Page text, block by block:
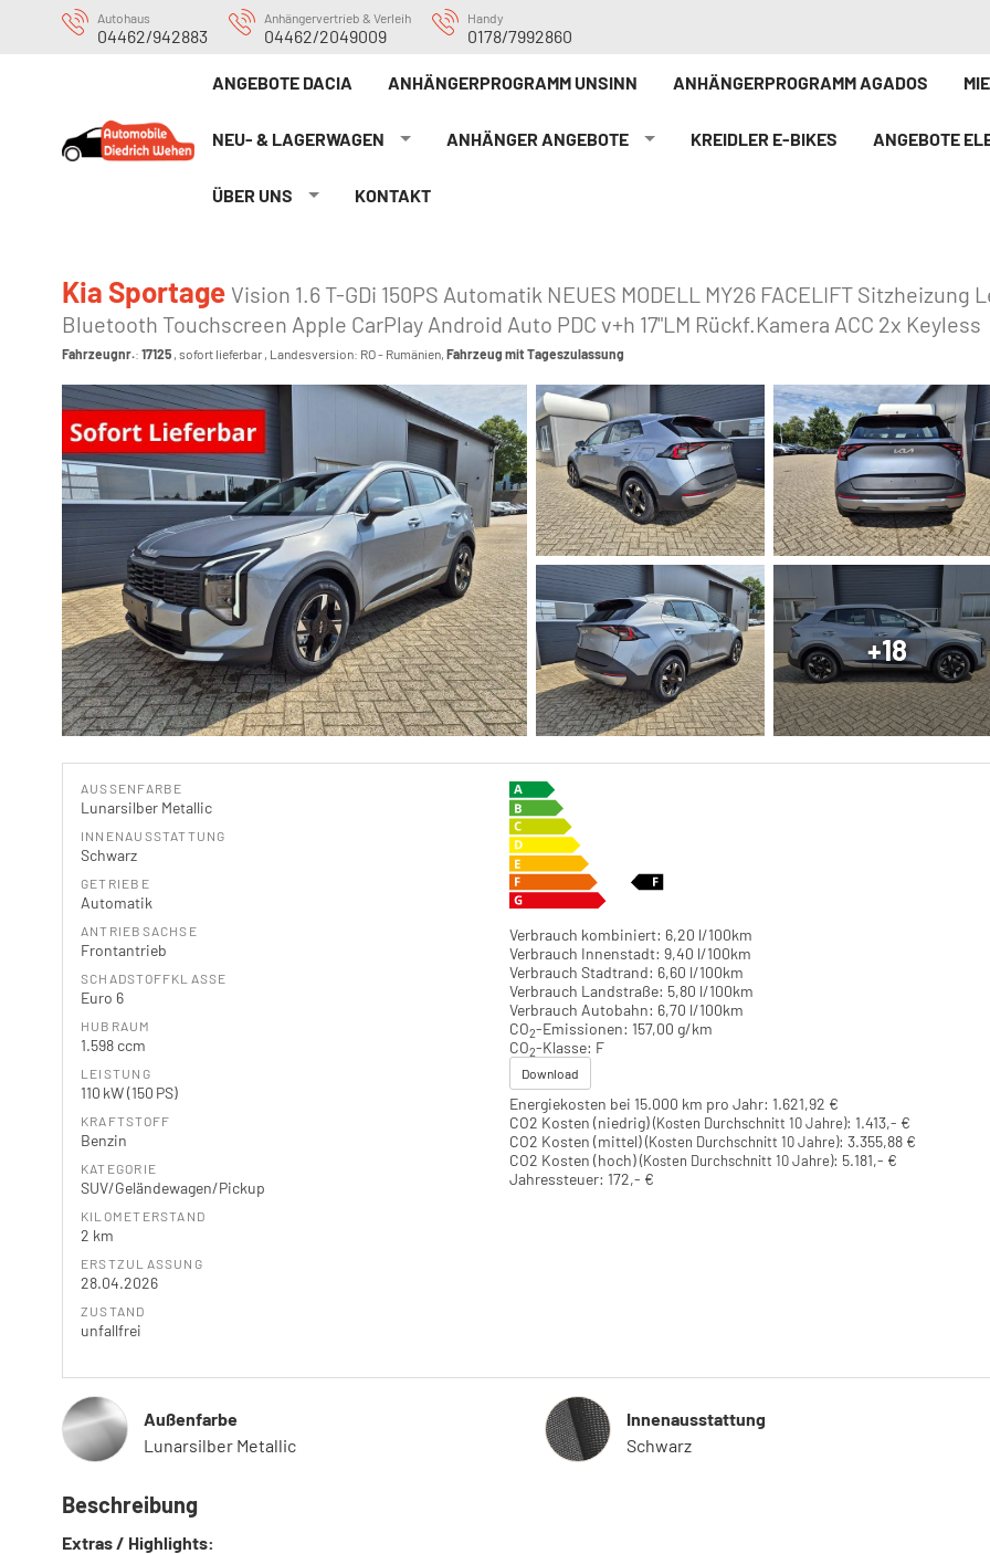
Autohaus
04462/942883
Anhängervertrieb & Verleih
04462/2049009
Handy
0178/7992860
ANGEBOTE DACIA ANHÄNGERPROGRAMM UNSINN ANHÄNGERPROGRAMM AGADOS
NEU- & LAGERWAGEN ANHÄNGER ANGEBOTE KREIDLER E-BIKE`S ANGEBOTE
ÜBER UNS KONTAKT
Kia Sportage Vision 1.6 T-GDi 150PS Automatik NEUES MODELL MY26 FACELIFT
Bluetooth Touchscreen Apple CarPlay Android Auto PDC v+h 17"LM Rückf.Kamera ACC 2x Keyless
Fahrzeugnr.: 17125 , sofort lieferbar , Landesversion: RO - Rumänien, Fahrzeug mit Tageszulassung
+18
AUSSENFARBE
Lunarsilber Metallic
INNENAUSSTATTUNG
Schwarz
GETRIEBE
Automatik
ANTRIEBSACHSE
Frontantrieb
SCHADSTOFFKLASSE
Euro 6
HUBRAUM
1.598 ccm
LEISTUNG
110 kW (150 PS)
KRAFTSTOFF
Benzin
KATEGORIE
SUV/Geländewagen/Pickup
KILOMETERSTAND
2 km
ERSTZULASSUNG
28.04.2026
ZUSTAND
unfallfrei
Verbrauch kombiniert: 6,20 l/100km
Verbrauch Innenstadt: 9,40 l/100km
Verbrauch Stadtrand: 6,60 l/100km
Verbrauch Landstraße: 5,80 l/100km
Verbrauch Autobahn: 6,70 l/100km
CO2-Emissionen: 157,00 g/km
CO2-Klasse: F
Download
Energiekosten bei 15.000 km pro Jahr: 1.621,92 €
CO2 Kosten (niedrig)(Kosten Durchschnitt 10 Jahre): 1.413,- €
CO2 Kosten (mittel)(Kosten Durchschnitt 10 Jahre): 3.355,88 €
CO2 Kosten (hoch)(Kosten Durchschnitt 10 Jahre): 5.181,- €
Jahressteuer: 172,- €
Außenfarbe
Lunarsilber Metallic
InnenausstattungInnenausstattung
Schwarz
Beschreibung
Extras / Highlights: